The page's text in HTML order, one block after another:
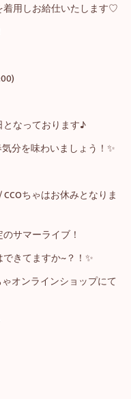
着用しお給仕いたします♡
なっております♪
分を味わいましょう！✨
ちゃはお休みとなりま
サマーライブ！
きてますか~？！✨
オンラインショップにて